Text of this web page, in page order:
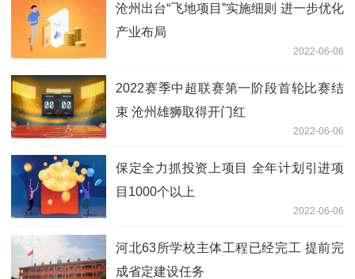
沧州出台“飞地项目”实施细则 进一步优化
产业布局
2022-06-06
2022赛季中超联赛第一阶段首轮比赛结
束 沧州雄狮取得开门红
2022-06-06
保定全力抓投资上项目 全年计划引进项
目1000个以上
2022-06-06
河北63所学校主体工程已经完工 提前完
成省定建设任务